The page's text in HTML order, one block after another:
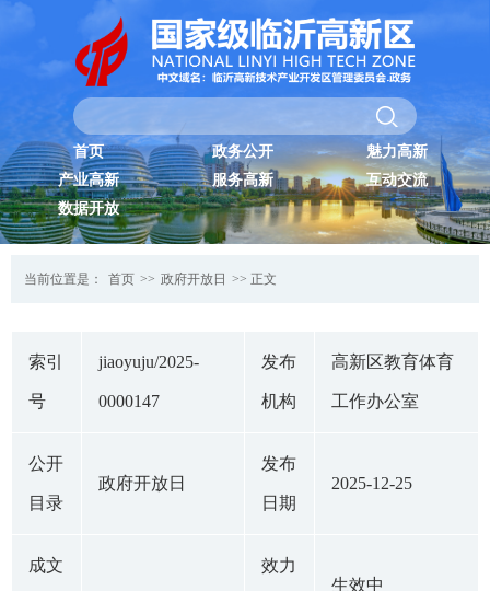
首页 政务公开
魅力高新
产业高新
服务高新
互动交流
数据开放
当前位置是： 首页 >> 政府开放日 >> 正文
索引
号
jiaoyuju/2025-
0000147
发布
机构
高新区教育体育
工作办公室
公开
目录
政府开放日
发布
日期
2025-12-25
成文 效力
生效中